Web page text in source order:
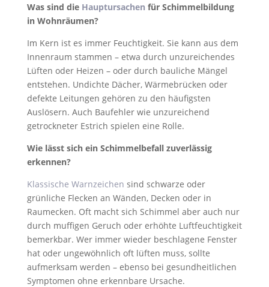
Was sind die Hauptursachen für Schimmelbildung
in Wohnräumen?
Im Kern ist es immer Feuchtigkeit. Sie kann aus dem
Innenraum stammen – etwa durch unzureichendes
Lüften oder Heizen – oder durch bauliche Mängel
entstehen. Undichte Dächer, Wärmebrücken oder
defekte Leitungen gehören zu den häufigsten
Auslösern. Auch Baufehler wie unzureichend
getrockneter Estrich spielen eine Rolle.
Wie lässt sich ein Schimmelbefall zuverlässig
erkennen?
Klassische Warnzeichen sind schwarze oder
grünliche Flecken an Wänden, Decken oder in
Raumecken. Oft macht sich Schimmel aber auch nur
durch muffigen Geruch oder erhöhte Luftfeuchtigkeit
bemerkbar. Wer immer wieder beschlagene Fenster
hat oder ungewöhnlich oft lüften muss, sollte
aufmerksam werden – ebenso bei gesundheitlichen
Symptomen ohne erkennbare Ursache.